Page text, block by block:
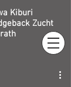
Kiburi
Zucht